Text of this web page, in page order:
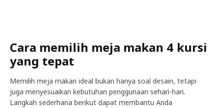
Cara memilih meja makan 4 kursi
yang tepat
Memilih meja makan ideal bukan hanya soal desain, tetapi
juga menyesuaikan kebutuhan penggunaan sehari-hari.
Langkah sederhana berikut dapat membantu Anda